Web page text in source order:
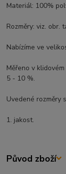
Materiál: 100%
Rozměry: viz. obr.
Nabízíme ve
Měřeno v
5 - 10 %.
Uvedené rozměry
1. jakost.
Původ zboží